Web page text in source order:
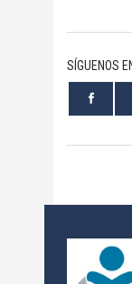
SÍGUENOS